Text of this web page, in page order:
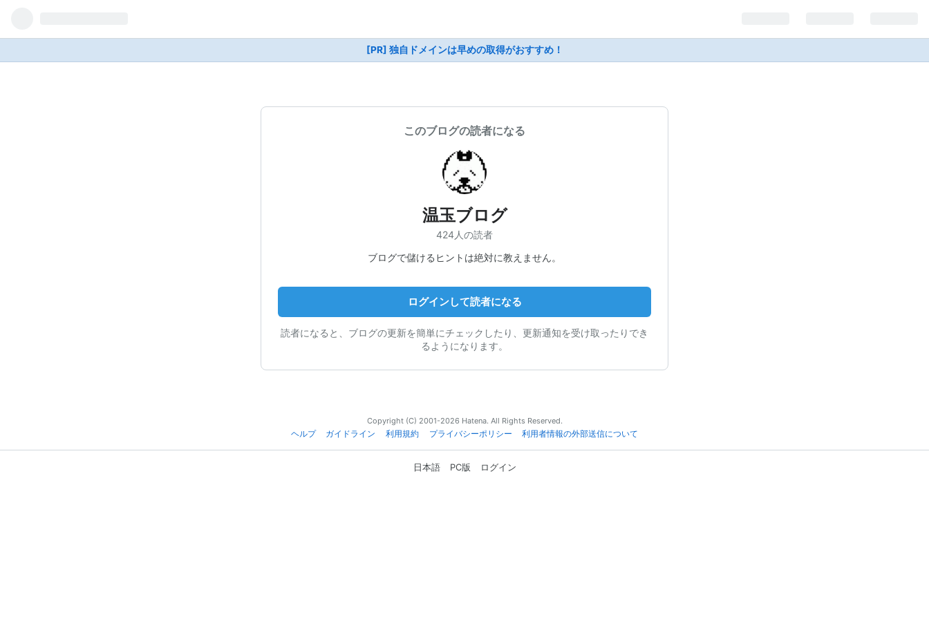
[PR] 独自ドメインは早めの取得がおすすめ！
このブログの読者になる
温玉ブログ
424人の読者
ブログで儲けるヒントは絶対に教えません。
ログインして読者になる
読者になると、ブログの更新を簡単にチェックしたり、更新通知を受け取ったりでき
るようになります。
Copyright (C) 2001-2026 Hatena. All Rights Reserved.
ヘルプ
ガイドライン 利用規約 プライバシーポリシー 利用者情報の外部送信について
日本語 PC版 ログイン